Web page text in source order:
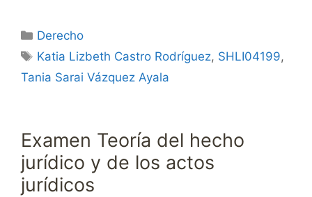
Categorías
Derecho
Etiquetas
Katia Lizbeth Castro Rodríguez, SHLI04199,
Tania Sarai Vázquez Ayala
Examen Teoría del hecho
jurídico y de los actos
jurídicos